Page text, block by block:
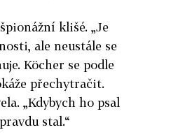
klišé. „Je
ale neustále se
Köcher se podle
přechytračit.
„Kdybych ho psal
stal.“